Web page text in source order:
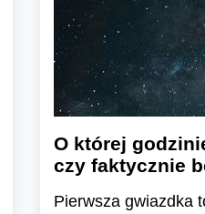
O której
czy faktycznie
Pierwsza gwiazdka